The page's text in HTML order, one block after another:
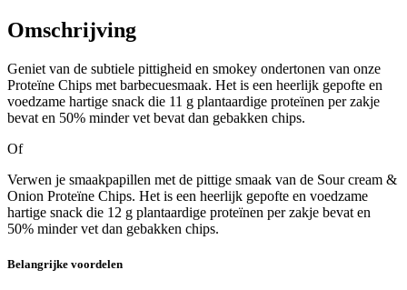
Omschrijving
Geniet van de subtiele pittigheid en smokey ondertonen van onze
Proteïne Chips met barbecuesmaak. Het is een heerlijk gepofte en
voedzame hartige snack die 11 g plantaardige proteïnen per zakje
bevat en 50% minder vet bevat dan gebakken chips.
Of
Verwen je smaakpapillen met de pittige smaak van de Sour cream &
Onion Proteïne Chips. Het is een heerlijk gepofte en voedzame
hartige snack die 12 g plantaardige proteïnen per zakje bevat en
50% minder vet dan gebakken chips.
Belangrijke voordelen